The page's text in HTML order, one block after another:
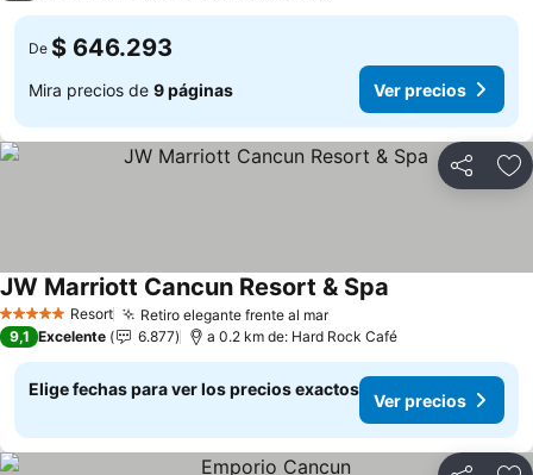
De $ 646.293
Mira precios de 9 páginas Ver precios
Compartir
5 Estrellas Resort Retiro elegante frente al marVer precios
JW Marriott Cancun Resort & Spa
9,1 Excelente 6.877 a 0.2 km de: Hard Rock Café
Elige fechas para ver los precios exactos
Ver precios